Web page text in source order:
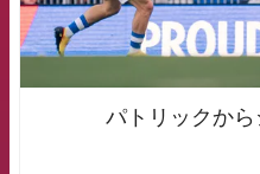
パトリックか